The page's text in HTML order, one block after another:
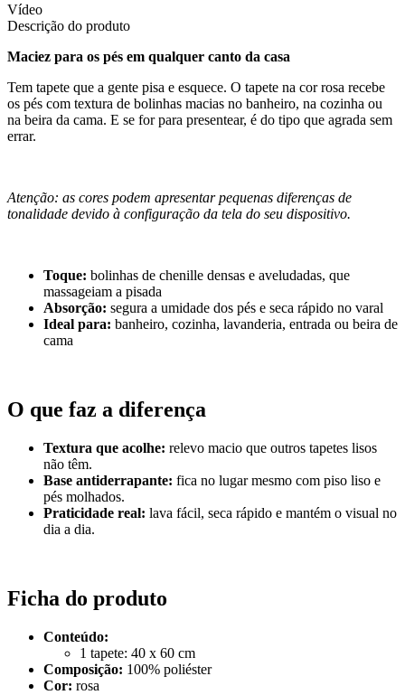
Vídeo
Descrição do produto
Maciez para os pés em qualquer canto da casa
Tem tapete que a gente pisa e esquece. O tapete na cor rosa recebe
os pés com textura de bolinhas macias no banheiro, na cozinha ou
na beira da cama. E se for para presentear, é do tipo que agrada sem
errar.
Atenção: as cores podem apresentar pequenas diferenças de
tonalidade devido à configuração da tela do seu dispositivo.
Toque: bolinhas de chenille densas e aveludadas, que
massageiam a pisada
Absorção: segura a umidade dos pés e seca rápido no varal
Ideal para: banheiro, cozinha, lavanderia, entrada ou beira de
cama
O que faz a diferença
Textura que acolhe: relevo macio que outros tapetes lisos
não têm.
Base antiderrapante: fica no lugar mesmo com piso liso e
pés molhados.
Praticidade real: lava fácil, seca rápido e mantém o visual no
dia a dia.
Ficha do produto
Conteúdo:
1 tapete: 40 x 60 cm
Composição: 100% poliéster
Cor: rosa